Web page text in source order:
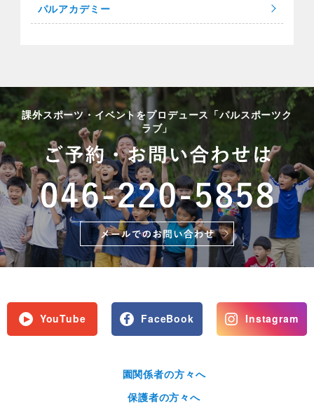
パルアカデミー
課外スポーツ・イベントをプロデュース「パルスポーツク
ラブ」
YouTube FaceBook Instagram
園関係者の方々へ
保護者の方々へ